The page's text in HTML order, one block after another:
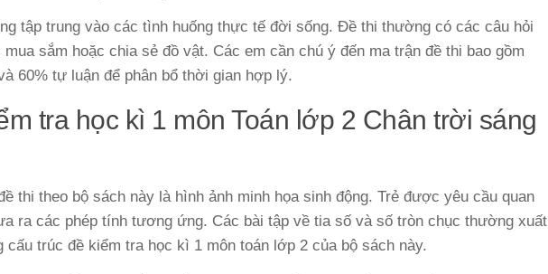
tập trung vào các tình huống thực tế đời sống. Đề thi thường có các câu hỏi
mua sắm hoặc chia sẻ đồ vật. Các em cần chú ý đến ma trận đề thi bao gồm
60% tự luận để phân bổ thời gian hợp lý.
tra học kì 1 môn Toán lớp 2 Chân trời sáng
thi theo bộ sách này là hình ảnh minh họa sinh động. Trẻ được yêu cầu quan
ra các phép tính tương ứng. Các bài tập về tia số và số tròn chục thường xuất
cấu trúc đề kiểm tra học kì 1 môn toán lớp 2 của bộ sách này.